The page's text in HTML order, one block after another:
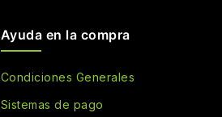
Ayuda en la compra
Condiciones Generales
Sistemas de pago